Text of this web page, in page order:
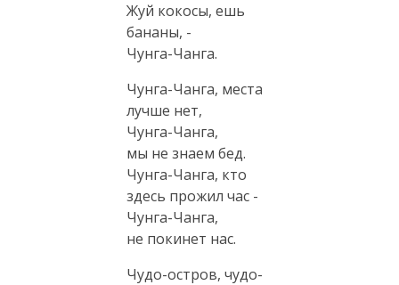
Жуй кокосы, ешь
бананы, -
Чунга-Чанга.
Чунга-Чанга, места
лучше нет,
Чунга-Чанга,
мы не знаем бед.
Чунга-Чанга, кто
здесь прожил час -
Чунга-Чанга,
не покинет нас.
Чудо-остров, чудо-